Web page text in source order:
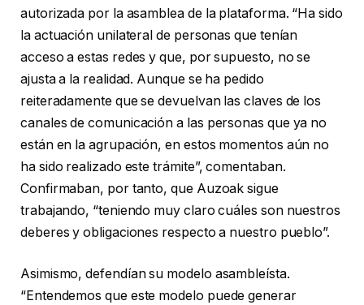
autorizada por la asamblea de la plataforma. “Ha sido
la actuación unilateral de personas que tenían
acceso a estas redes y que, por supuesto, no se
ajusta a la realidad. Aunque se ha pedido
reiteradamente que se devuelvan las claves de los
canales de comunicación a las personas que ya no
están en la agrupación, en estos momentos aún no
ha sido realizado este trámite”, comentaban.
Confirmaban, por tanto, que Auzoak sigue
trabajando, “teniendo muy claro cuáles son nuestros
deberes y obligaciones respecto a nuestro pueblo”.
Asimismo, defendían su modelo asambleísta.
“Entendemos que este modelo puede generar